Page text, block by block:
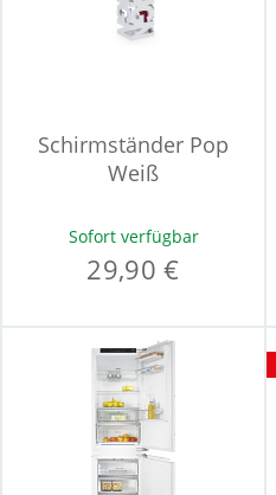
Schirmständer Pop
Weiß
Sofort verfügbar
29,90 €